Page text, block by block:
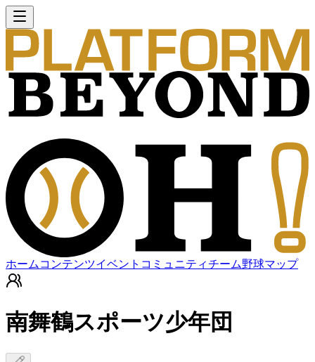
ホーム コンテンツイベント コミュニティチーム野球マップ
南舞鶴スポーツ少年団